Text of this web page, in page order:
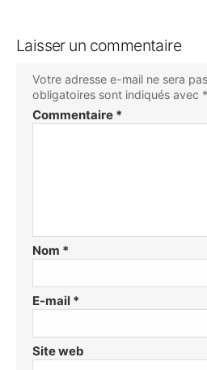
Laisser un commentaire
Votre adresse e-mail ne sera
obligatoires sont indiqués avec *
Commentaire *
Nom *
E-mail *
Site web